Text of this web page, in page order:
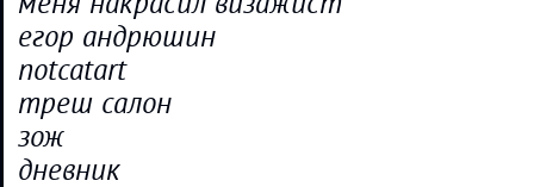
егор андрюшин
notcatart
треш салон
зож
дневник